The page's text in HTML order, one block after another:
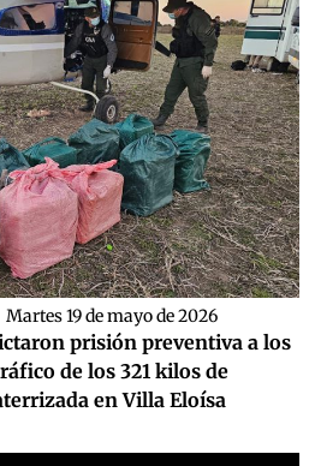
Martes 19 de mayo de 2026
prisión preventiva a los
de los 321 kilos de
en Villa Eloísa